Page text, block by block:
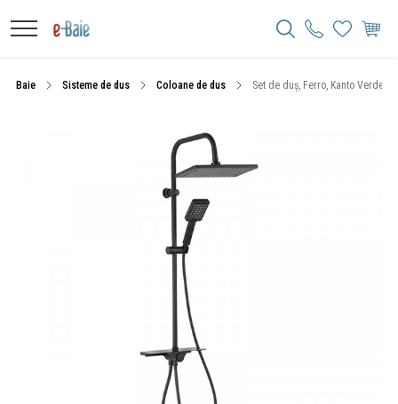
Baie Sisteme de dus Coloane de dus Set de duș, Ferro, Kanto